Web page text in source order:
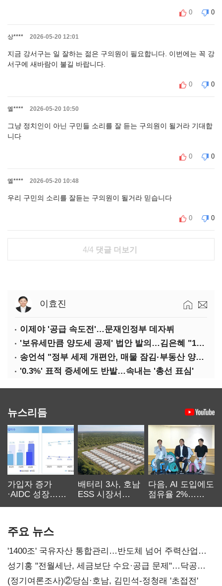
0 0
상**** 2026-05-20 12:01
지금 강서구는 일 잘하는 젊은 구의원이 필요합니다. 이번에는 꼭 강
서구에 새바람이 불길 바랍니다.
0 0
엘**** 2026-05-20 10:50
그냥 정치인이 아닌 구민들 소리를 잘 듣는 구의원이 될거라 기대합
니다
0 0
엘**** 2026-05-20 10:48
우리 구민의 소리를 잘듣는 구의원이 될거라 믿습니다
0 0
4/4 댓글 더보기
이효진
이제야 '공급 속도전'…문재인정부 데자뷔
'보유세만큼 양도세 공제' 법안 발의…김은혜 "1주택자 세 부담 완화"
송언석 "정부 세제 개편안, 매물 잠김·부동산 양극화 키운다"
'0.3%' 표적 증세에도 반발…속내는 '총선 표심'
뉴스리듬
가입자 증가
·AIDC 성장…
배터리 3사, 호남
ESS 시장서
다음, AI 도입에도
점유율 2%…
주요 뉴스
'1400조' 국유자산 통합관리…반도체 넘어 주력산업
구조혁신
성기홍 "전월세난, 세금보단 수요·공급 문제"…닥공
시사
(정기여론조사)②당심·호남, 김민석-정청래 '초접전'